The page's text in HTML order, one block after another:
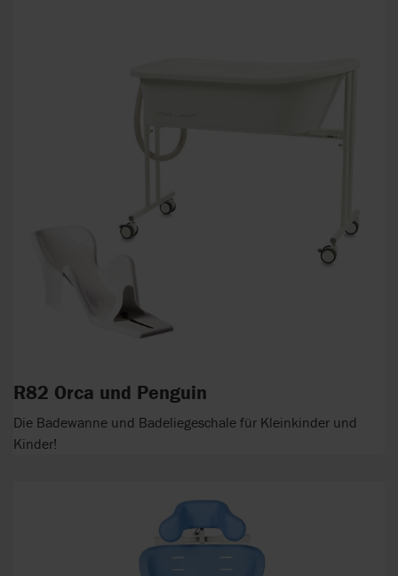
R82 Orca und Penguin
Die Badewanne und Badeliegeschale für Kleinkinder und
Kinder!